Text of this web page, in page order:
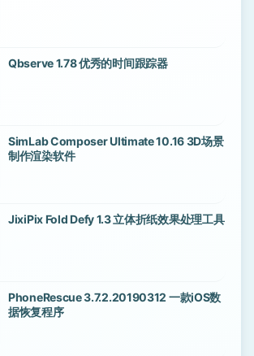
Qbserve 1.78 优秀的时间跟踪器
SimLab Composer Ultimate 10.16 3D场景
制作渲染软件
JixiPix Fold Defy 1.3 立体折纸效果处理工具
PhoneRescue 3.7.2.20190312 一款iOS数
据恢复程序